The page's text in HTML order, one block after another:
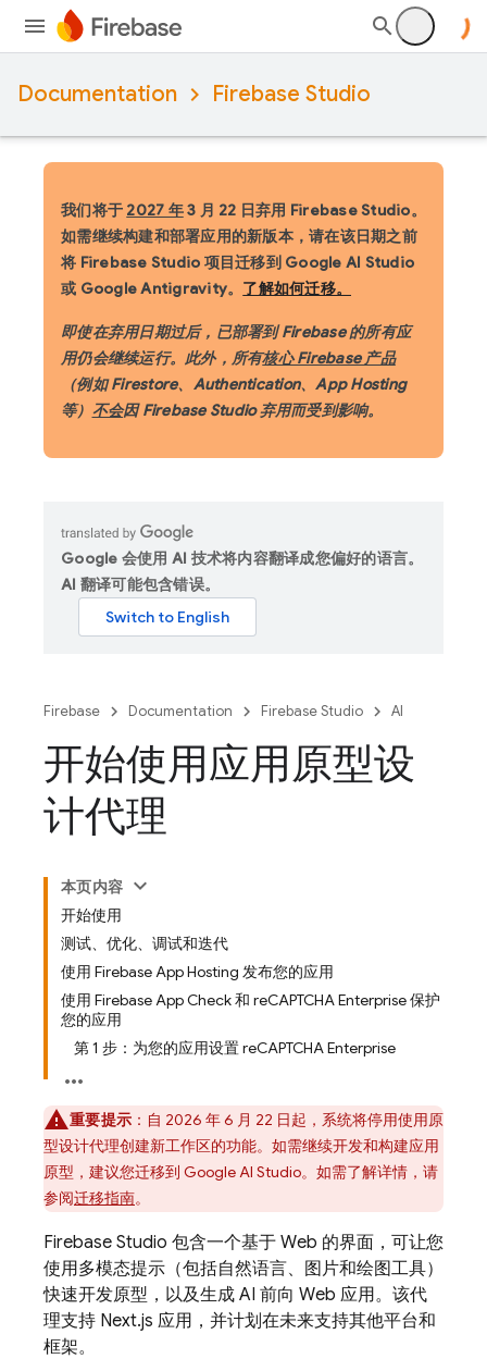
Documentation Firebase Studio
我们将于 2027 年3 月 22 日弃用 Firebase Studio。
如需继续构建和部署应用的新版本，请在该日期之前
将 Firebase Studio 项目迁移到 Google AI Studio
或 Google Antigravity。 了解如何迁移。
即使在弃用日期过后，已部署到 Firebase 的所有应
用仍会继续运行。此外，所有核心 Firebase 产品
（例如 Firestore、Authentication、App Hosting
等） 不会因 Firebase Studio 弃用而受到影响。
Google 会使用 AI 技术将内容翻译成您偏好的语言。
AI 翻译可能包含错误。
Firebase Documentation Firebase Studio AI
开始使用应用原型设
计代理
本页内容
开始使用
测试、优化、调试和迭代
使用 Firebase App Hosting 发布您的应用
使用 Firebase App Check 和 reCAPTCHA Enterprise 保护
您的应用
第 1 步：为您的应用设置 reCAPTCHA Enterprise
重要提示 ：自 2026 年 6 月 22 日起，系统将停用使用原
型设计代理创建新工作区的功能。如需继续开发和构建应用
原型，建议您迁移到 Google AI Studio。如需了解详情，请
参阅迁移指南。
Firebase Studio 包含一个基于 Web 的界面，可让您
使用多模态提示（包括自然语言、图片和绘图工具）
快速开发原型，以及生成 AI 前向 Web 应用。该代
理支持 Next.js 应用，并计划在未来支持其他平台和
框架。